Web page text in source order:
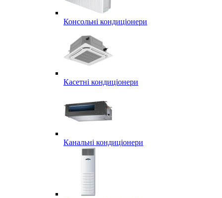
Консольні кондиціонери
Касетні кондиціонери
Канальні кондиціонери